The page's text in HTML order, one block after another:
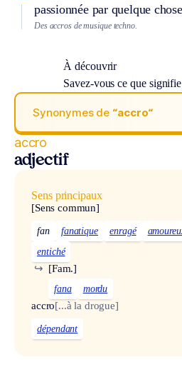
passionnée par quelque
Des accros de musique techno.
À découvrir
Savez-vous ce que
Synonymes de “accro“
accro
adjectif
Sens principaux
[Sens commun]
fan fanatique enragé
entiché
[Fam.]
↪
fana mordu
accro[...à la drogue]
dépendant